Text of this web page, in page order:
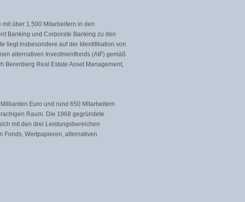
über 1.500 Mitarbeitern in den
Banking und Corporate Banking zu den
liegt insbesondere auf der Identifikation von
alternativen Investmentfonds (AIF) gemäß
Berenberg Real Estate Asset Management,
Euro und rund 650 Mitarbeitern
Raum. Die 1968 gegründete
mit den drei Leistungsbereichen
Fonds, Wertpapieren, alternativen